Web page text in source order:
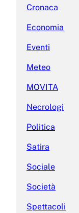
Cronaca
Economia
Eventi
Meteo
MOVITA
Necrologi
Politica
Satira
Sociale
Società
Spettacoli